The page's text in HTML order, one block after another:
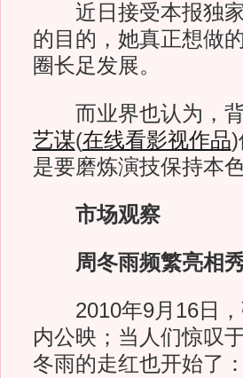
近日接受本报独家
的目的，她真正想做
圈长足发展。
而业界也认为，背
艺谋(在线看影视作品)
是要磨炼演技保持本色
市场观察
周冬雨频繁亮相
2010年9月16日，
内公映；当人们惊叹
冬雨的走红也开始了